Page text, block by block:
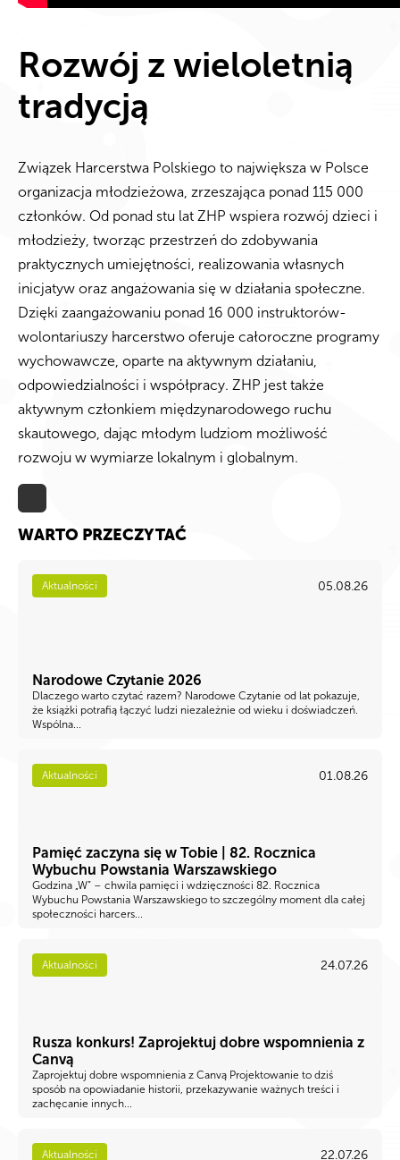
Rozwój z wieloletnią
tradycją
Związek Harcerstwa Polskiego to największa w Polsce
organizacja młodzieżowa, zrzeszająca ponad 115 000
członków. Od ponad stu lat ZHP wspiera rozwój dzieci i
młodzieży, tworząc przestrzeń do zdobywania
praktycznych umiejętności, realizowania własnych
inicjatyw oraz angażowania się w działania społeczne.
Dzięki zaangażowaniu ponad 16 000 instruktorów-
wolontariuszy harcerstwo oferuje całoroczne programy
wychowawcze, oparte na aktywnym działaniu,
odpowiedzialności i współpracy. ZHP jest także
aktywnym członkiem międzynarodowego ruchu
skautowego, dając młodym ludziom możliwość
rozwoju w wymiarze lokalnym i globalnym.
WARTO PRZECZYTAĆ
Aktualności 05.08.26
Narodowe Czytanie 2026
Dlaczego warto czytać razem? Narodowe Czytanie od lat pokazuje,
że książki potrafią łączyć ludzi niezależnie od wieku i doświadczeń.
Wspólna...
Aktualności 01.08.26
Pamięć zaczyna się w Tobie | 82. Rocznica
Wybuchu Powstania Warszawskiego
Godzina „W” – chwila pamięci i wdzięczności 82. Rocznica
Wybuchu Powstania Warszawskiego to szczególny moment dla całej
społeczności harcers...
Aktualności 24.07.26
Rusza konkurs! Zaprojektuj dobre wspomnienia z
Canvą
Zaprojektuj dobre wspomnienia z Canvą Projektowanie to dziś
sposób na opowiadanie historii, przekazywanie ważnych treści i
zachęcanie innych...
Aktualności 22.07.26